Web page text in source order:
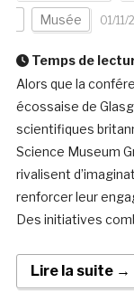
Musée 01/11/
Temps de
Alors que la
écossaise de
scientifiques
Science Museum
rivalisent
renforcer leur
Des initiatives
Lire la suite →